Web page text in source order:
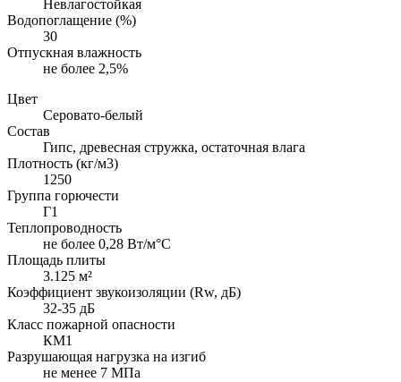
Невлагостойкая
Водопоглащение (%)
30
Отпускная влажность
не более 2,5%
Цвет
Серовато-белый
Состав
Гипс, древесная стружка, остаточная влага
Плотность (кг/м3)
1250
Группа горючести
Г1
Теплопроводность
не более 0,28 Вт/м°С
Площадь плиты
3.125 м²
Коэффициент звукоизоляции (Rw, дБ)
32-35 дБ
Класс пожарной опасности
КМ1
Разрушающая нагрузка на изгиб
не менее 7 МПа